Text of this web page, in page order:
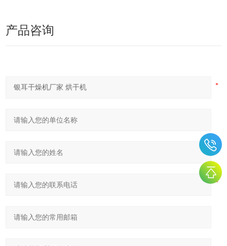
产品咨询